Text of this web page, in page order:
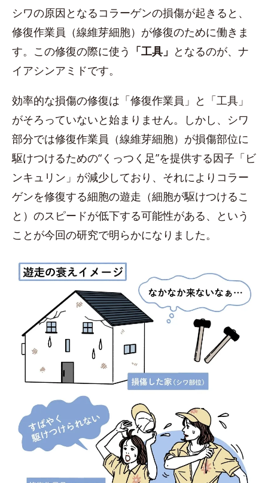
シワの原因となるコラーゲンの損傷が起きると、
修復作業員（線維芽細胞）が修復のために働きま
す。この修復の際に使う 「工具」 となるのが、ナ
イアシンアミドです。
効率的な損傷の修復は「修復作業員」と「工具」
がそろっていないと始まりません。しかし、シワ
部分では修復作業員（線維芽細胞）が損傷部位に
駆けつけるための“くっつく足”を提供する因子「ビ
ンキュリン」が減少しており、それによりコラー
ゲンを修復する細胞の遊走（細胞が駆けつけるこ
と）のスピードが低下する可能性がある、という
ことが今回の研究で明らかになりました。